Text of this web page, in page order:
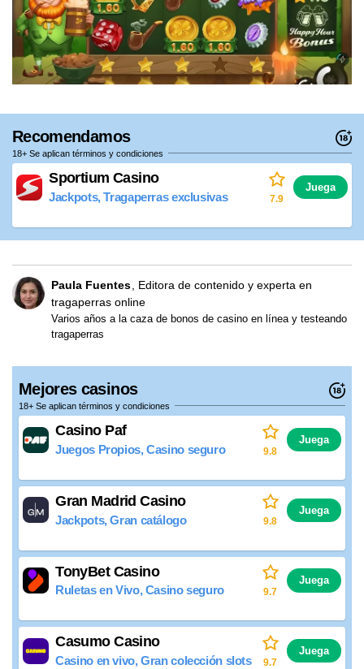
Recomendamos
18+ Se aplican términos y condiciones
Sportium Casino
Jackpots, Tragaperras exclusivas 7.9
Juega
Paula Fuentes
Editora de contenido y experta en
tragaperras online
Varios años a la caza de bonos de casino en línea y testeando
tragaperras
Mejores casinos
18+ Se aplican términos y condiciones
Casino Paf
Juegos Propios, Casino seguro 9.8
Juega
Gran Madrid Casino
Jackpots, Gran catálogo 9.8
Juega
TonyBet Casino
Ruletas en Vivo, Casino seguro 9.7
Juega
Casumo Casino
Casino en vivo, Gran colección slots 9.7
Juega